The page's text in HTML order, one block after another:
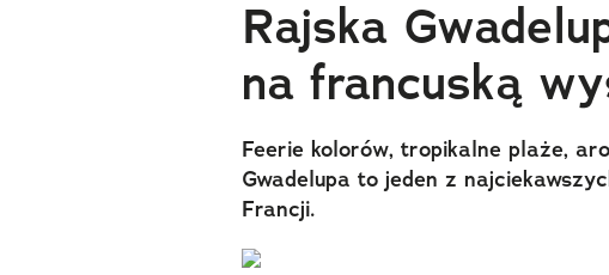
Rajska
na francuską
Feerie kolorów, tropikalne plaże,
Gwadelupa to jeden z
Francji.